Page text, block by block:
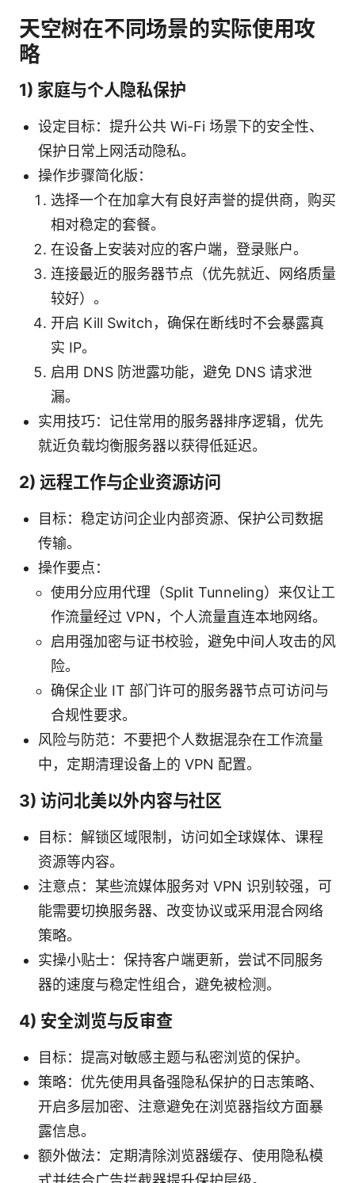
天空树在不同场景的实际使用攻
略
1) 家庭与个人隐私保护
设定目标：提升公共 Wi-Fi 场景下的安全性、
保护日常上网活动隐私。
操作步骤简化版：
选择一个在加拿大有良好声誉的提供商，购买
相对稳定的套餐。
在设备上安装对应的客户端，登录账户。
连接最近的服务器节点（优先就近、网络质量
较好）。
开启 Kill Switch，确保在断线时不会暴露真
实 IP。
启用 DNS 防泄露功能，避免 DNS 请求泄
漏。
实用技巧：记住常用的服务器排序逻辑，优先
就近负载均衡服务器以获得低延迟。
2) 远程工作与企业资源访问
目标：稳定访问企业内部资源、保护公司数据
传输。
操作要点：
使用分应用代理（Split Tunneling）来仅让工
作流量经过 VPN，个人流量直连本地网络。
启用强加密与证书校验，避免中间人攻击的风
险。
确保企业 IT 部门许可的服务器节点可访问与
合规性要求。
风险与防范：不要把个人数据混杂在工作流量
中，定期清理设备上的 VPN 配置。
3) 访问北美以外内容与社区
目标：解锁区域限制，访问如全球媒体、课程
资源等内容。
注意点：某些流媒体服务对 VPN 识别较强，可
能需要切换服务器、改变协议或采用混合网络
策略。
实操小贴士：保持客户端更新，尝试不同服务
器的速度与稳定性组合，避免被检测。
4) 安全浏览与反审查
目标：提高对敏感主题与私密浏览的保护。
策略：优先使用具备强隐私保护的日志策略、
开启多层加密、注意避免在浏览器指纹方面暴
露信息。
额外做法：定期清除浏览器缓存、使用隐私模